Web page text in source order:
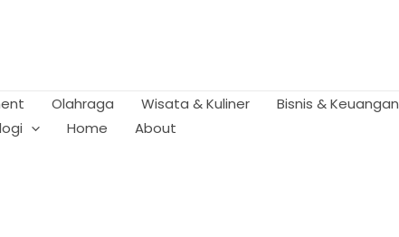
Olahraga Wisata & Kuliner Bisnis & Keuangan
Home About